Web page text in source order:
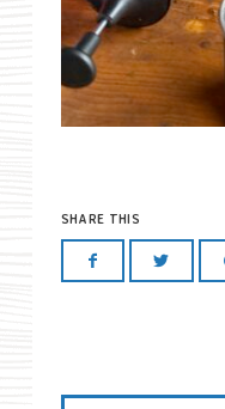
SHARE THIS